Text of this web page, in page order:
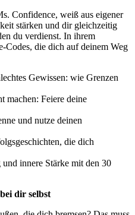
Confidence, weiß aus eigener
stärken und dir gleichzeitig
du verdienst. In ihrem
Codes, die dich auf deinem Weg
Gewissen: wie Grenzen
machen: Feiere deine
und nutze deinen
die dich
innere Stärke mit den 30
dir selbst